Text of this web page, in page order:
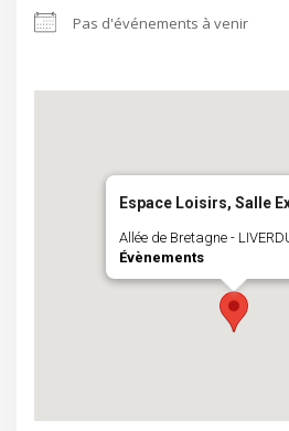
Pas d'événements à venir
Espace Loisirs, Salle
Allée de Bretagne -
Évènements